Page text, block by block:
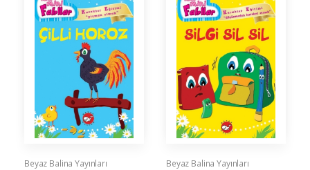
Beyaz Balina Yayınları
Beyaz Balina Yayınları